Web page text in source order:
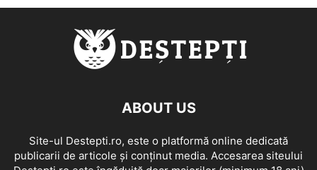
ABOUT US
Site-ul Destepti.ro, este o platformă online dedicată
publicarii de articole și conținut media. Accesarea siteului